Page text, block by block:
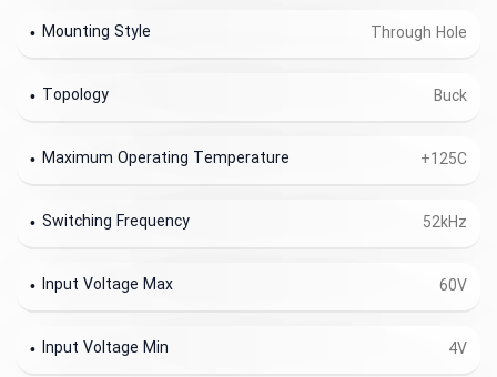
Through Hole
Mounting Style
Buck
Topology
+125C
Maximum Operating Temperature
52kHz
Switching Frequency
60V
Input Voltage Max
4V
Input Voltage Min